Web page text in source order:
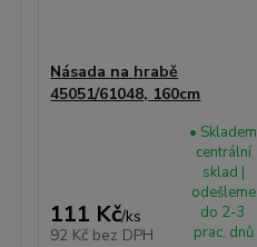
Násada na hrabě
45051/61048, 160cm
111 Kč/ks
92 Kč bez DPH
• Skladem
centrální
sklad |
odešleme
do 2-3
prac. dnů